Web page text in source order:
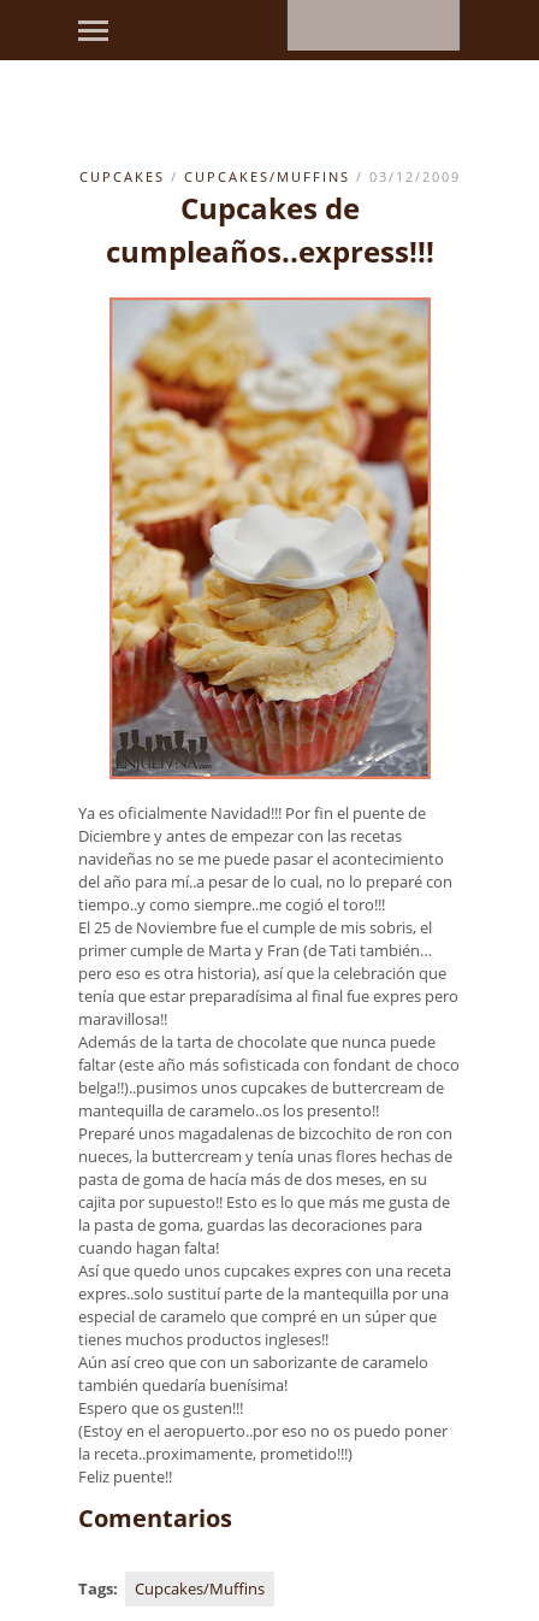
CUPCAKES / CUPCAKES/MUFFINS / 03/12/2009
Cupcakes de
cumpleaños..express!!!
Ya es oficialmente Navidad!!! Por fin el puente de
Diciembre y antes de empezar con las recetas
navideñas no se me puede pasar el acontecimiento
del año para mí..a pesar de lo cual, no lo preparé con
tiempo..y como siempre..me cogió el toro!!!
El 25 de Noviembre fue el cumple de mis sobris, el
primer cumple de Marta y Fran (de Tati también…
pero eso es otra historia), así que la celebración que
tenía que estar preparadísima al final fue expres pero
maravillosa!!
Además de la tarta de chocolate que nunca puede
faltar (este año más sofisticada con fondant de choco
belga!!)..pusimos unos cupcakes de buttercream de
mantequilla de caramelo..os los presento!!
Preparé unos magadalenas de bizcochito de ron con
nueces, la buttercream y tenía unas flores hechas de
pasta de goma de hacía más de dos meses, en su
cajita por supuesto!! Esto es lo que más me gusta de
la pasta de goma, guardas las decoraciones para
cuando hagan falta!
Así que quedo unos cupcakes expres con una receta
expres..solo sustituí parte de la mantequilla por una
especial de caramelo que compré en un súper que
tienes muchos productos ingleses!!
Aún así creo que con un saborizante de caramelo
también quedaría buenísima!
Espero que os gusten!!!
(Estoy en el aeropuerto..por eso no os puedo poner
la receta..proximamente, prometido!!!)
Feliz puente!!
Comentarios
Tags: Cupcakes/Muffins